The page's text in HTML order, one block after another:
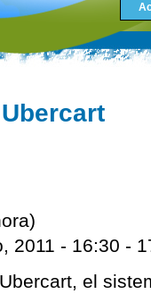
2011 - 16:30 -
el